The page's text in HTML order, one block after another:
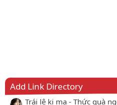
Add Link Directory
Trái lê ki ma - Thức quà